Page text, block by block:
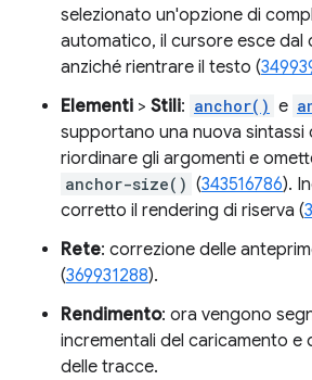
selezionato un'opzione di
automatico, il cursore esce dal
anziché rientrare il testo (
Elementi > Stili: anchor() e
supportano una nuova sintassi
riordinare gli argomenti e
anchor-size() (343516786).
corretto il rendering di riserva (
Rete: correzione delle
(369931288).
Rendimento: ora vengono
incrementali del caricamento e
delle tracce.